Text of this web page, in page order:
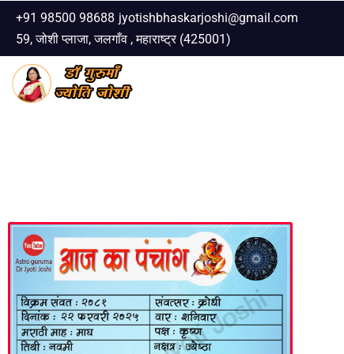
Skip
to
content
+91 98500 98688 jyotishbhaskarjoshi@gmail.com
59, जोशी प्लाजा, जलगाँव , महाराष्ट्र (425001)